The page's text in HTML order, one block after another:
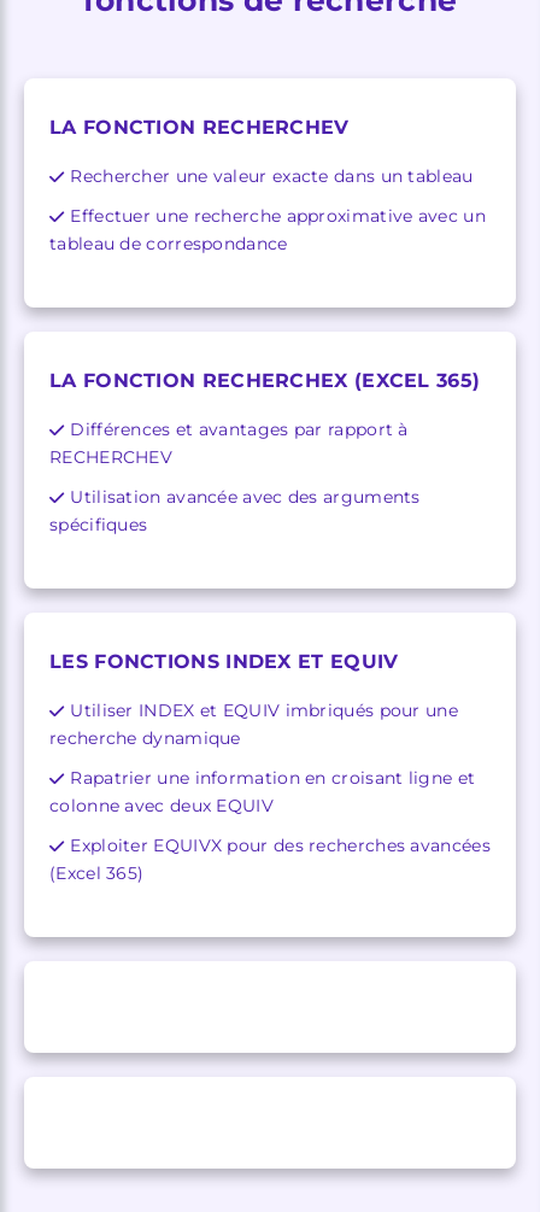
LA FONCTION RECHERCHEV
Rechercher une valeur exacte dans un tableau
Effectuer une recherche approximative avec un
tableau de correspondance
LA FONCTION RECHERCHEX (EXCEL 365)
Différences et avantages par rapport à
RECHERCHEV
Utilisation avancée avec des arguments
spécifiques
LES FONCTIONS INDEX ET EQUIV
Utiliser INDEX et EQUIV imbriqués pour une
recherche dynamique
Rapatrier une information en croisant ligne et
colonne avec deux EQUIV
Exploiter EQUIVX pour des recherches avancées
(Excel 365)